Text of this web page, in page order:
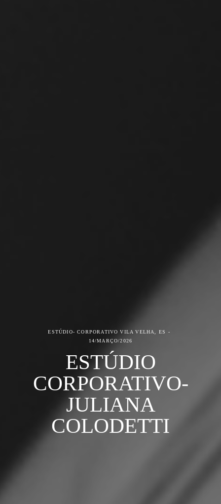
ESTÚDIO- CORPORATIVO VILA VELHA, ES
14/MARÇO/2026
ESTÚDIO
CORPORATIVO-
JULIANA
COLODETTI